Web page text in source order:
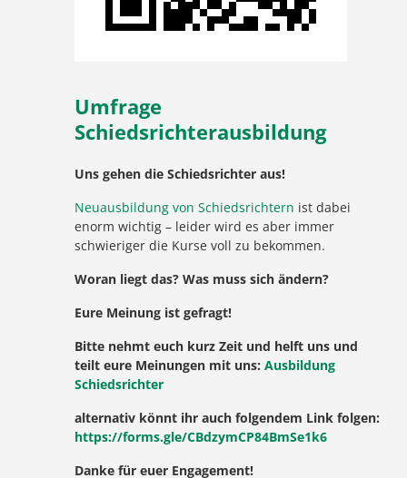
Umfrage
Schiedsrichterausbildung
Uns gehen die Schiedsrichter aus!
Neuausbildung von Schiedsrichtern ist dabei
enorm wichtig – leider wird es aber immer
schwieriger die Kurse voll zu bekommen.
Woran liegt das? Was muss sich ändern?
Eure Meinung ist gefragt!
Bitte nehmt euch kurz Zeit und helft uns und
teilt eure Meinungen mit uns:Ausbildung
Schiedsrichter
alternativ könnt ihr auch folgendem Link folgen:
https://forms.gle/CBdzymCP84BmSe1k6
Danke für euer Engagement!